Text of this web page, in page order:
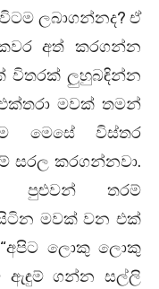
ලබාගන්නද? ඒ
අත් කරගන්න
විතරක් ලුහුබඳින්න
මවක් තමන්
මෙසේ විස්තර
සරල කරගන්නවා.
පුළුවන් තරම්
මවක් වන එක්
ලොකු ලොකු
ඇඳුම් ගන්න සල්ලි